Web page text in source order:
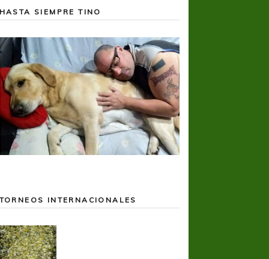
HASTA SIEMPRE TINO
TORNEOS INTERNACIONALES